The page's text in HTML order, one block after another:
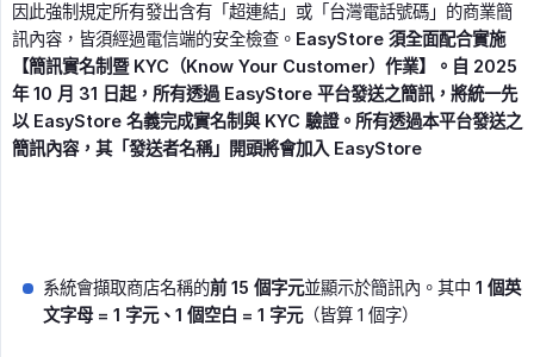
因此強制規定所有發出含有「超連結」或「台灣電話號碼」的商業簡
訊內容，皆須經過電信端的安全檢查。 EasyStore 須全面配合實施
【簡訊實名制暨 KYC（Know Your Customer）作業】。自 2025
年 10 月 31 日起，所有透過 EasyStore 平台發送之簡訊，將統一先
以 EasyStore 名義完成實名制與 KYC 驗證。所有透過本平台發送之
簡訊內容，其「發送者名稱」開頭將會加入 EasyStore
系統會擷取商店名稱的前 15 個字元並顯示於簡訊內。其中 1 個英
文字母 = 1 字元、1 個空白 = 1 字元（皆算 1 個字）